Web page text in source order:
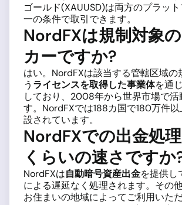
ゴールド(XAUUSD)は両方のプラッ
一の条件で取引できます。
NordFXは規制対象
カーですか?
はい。NordFXは該当する管轄区域の
う ライセンスを取得した事業体を通
しており、2008年から世界市場で活
す。NordFXでは188カ国で180万件
設されています。
NordFXでの出金処
くらいの速さですか
NordFXは自動暗号資産出金を提供し
による遅延なく処理されます。その
お住まいの地域によってご利用いただ